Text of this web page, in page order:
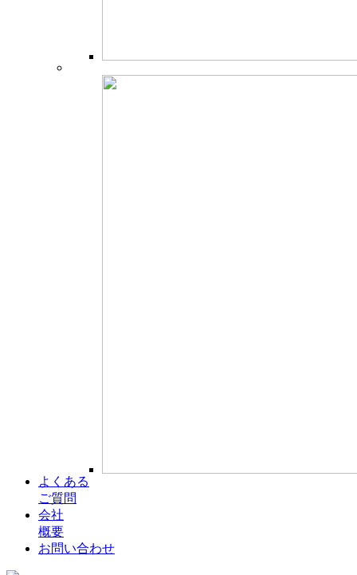
よくある
ご質問
会社
概要
お問い合わせ